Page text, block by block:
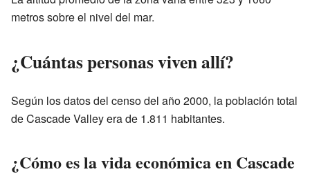
metros sobre el nivel del mar.
¿Cuántas personas viven allí?
Según los datos del censo del año 2000, la población total
de Cascade Valley era de 1.811 habitantes.
¿Cómo es la vida económica en Cascade